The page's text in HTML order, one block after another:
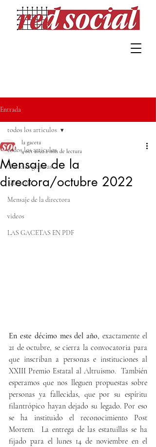
Entrada
todos los articulos
Noticias gráficas
Editorial
Mensaje de la directora
videos
LAS GACETAS EN PDF
todos los articulos
Mensaje de la
directora/octubre 2022
la gaceta
4 oct 20222 min de lectura
En este décimo mes del año, exactamente el
21 de octubre, se cierra la convocatoria para
que inscriban a personas e instituciones al
XXIII Premio Estatal al Altruismo.  También
esperamos que nos lleguen propuestas sobre
personas ya fallecidas, que por su espíritu
filantrópico hayan dejado su legado. Por eso
se ha instituido el reconocimiento Post
Mortem.  La entrega de las estatuillas se ha
fijado para el lunes 14 de noviembre en el